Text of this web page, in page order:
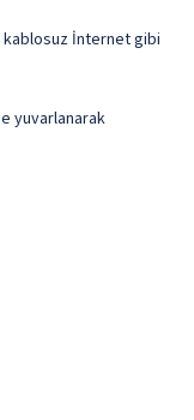
kablosuz İnternet gibi
yuvarlanarak